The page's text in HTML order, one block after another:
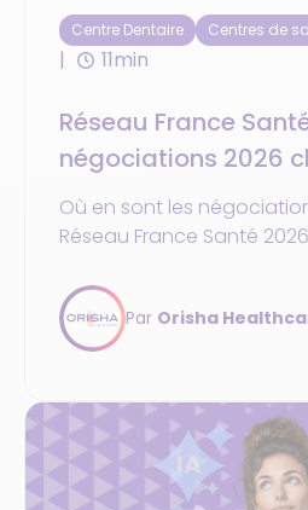
Centre Dentaire Centres de
11min
Réseau France
négociations 2026
les centres de santé
Où en sont les
Réseau France Santé
santé.
Par Orisha